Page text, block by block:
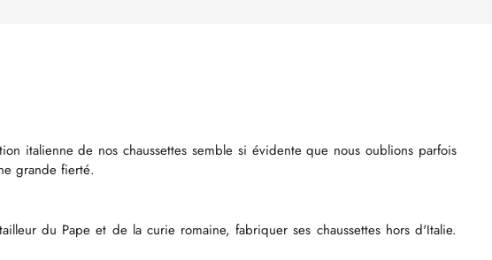
italienne de nos chaussettes semble si évidente que nous oublions parfois
grande fierté.
du Pape et de la curie romaine, fabriquer ses chaussettes hors d'Italie.